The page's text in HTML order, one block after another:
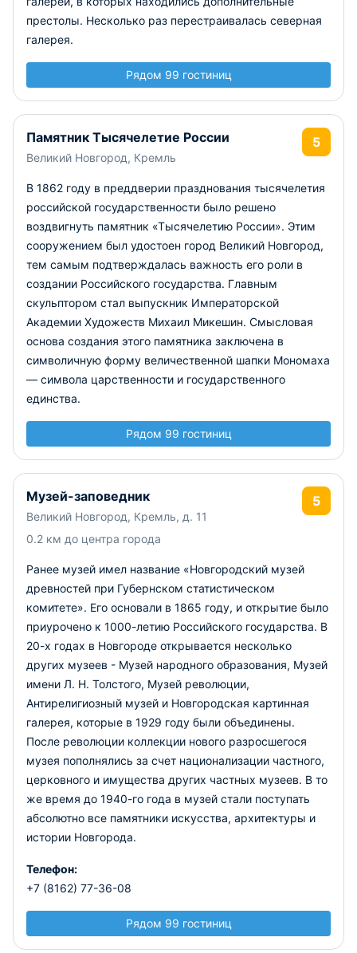
престолы. Несколько раз перестраивалась северная
галерея.
Рядом 99 гостиниц
Памятник Тысячелетие России
Великий Новгород, Кремль
5
В 1862 году в преддверии празднования тысячелетия
российской государственности было решено
воздвигнуть памятник «Тысячелетию России». Этим
сооружением был удостоен город Великий Новгород,
тем самым подтверждалась важность его роли в
создании Российского государства. Главным
скульптором стал выпускник Императорской
Академии Художеств Михаил Микешин. Смысловая
основа создания этого памятника заключена в
символичную форму величественной шапки Мономаха
— символа царственности и государственного
единства.
Рядом 99 гостиниц
Музей-заповедник
Великий Новгород, Кремль, д. 11
0.2 км до центра города
5
Ранее музей имел название «Новгородский музей
древностей при Губернском статистическом
комитете». Его основали в 1865 году, и открытие было
приурочено к 1000-летию Российского государства. В
20-х годах в Новгороде открывается несколько
других музеев - Музей народного образования, Музей
имени Л. Н. Толстого, Музей революции,
Антирелигиозный музей и Новгородская картинная
галерея, которые в 1929 году были объединены.
После революции коллекции нового разросшегося
музея пополнялись за счет национализации частного,
церковного и имущества других частных музеев. В то
же время до 1940-го года в музей стали поступать
абсолютно все памятники искусства, архитектуры и
истории Новгорода.
Телефон:
+7 (8162) 77-36-08
Рядом 99 гостиниц